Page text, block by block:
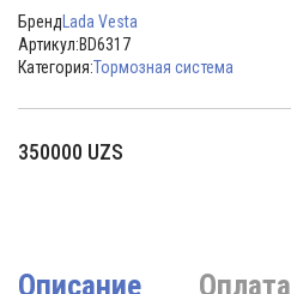
Бренд Lada Vesta
Артикул:BD6317
Категория:Тормозная система
350000 UZS
Описание Оплата